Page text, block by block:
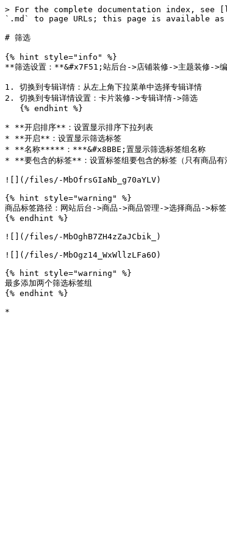
> For the complete documentation index,
`.md` to page URLs; this page is available
# 筛选
{% hint style="info" %}
**筛选设置：**&#x7F51;站后台->店铺装修->主题装修->
1. 切换到专辑详情：从左上角下拉菜单中选择专辑详情
2. 切换到专辑详情设置：卡片装修->专辑详情->筛选
* **开启排序**：设置显示排序下拉列表
* **开启**：设置显示筛选标签
* **名称*****：***&#x8BBE;置显示筛选标签组名称
* **要包含的标签**：设置标签组要包含的标签（只有商品有
![](/files/-MbOfrsGIaNb_g70aYLV)
{% hint style="warning" %}
商品标签路径：网站后台->商品->商品管理->选择商品->
{% endhint %}
![](/files/-MbOghB7ZH4zZaJCbik_)
![](/files/-MbOgz14_WxWllzLFa6O)
{% hint style="warning" %}
最多添加两个筛选标签组
{% endhint %}